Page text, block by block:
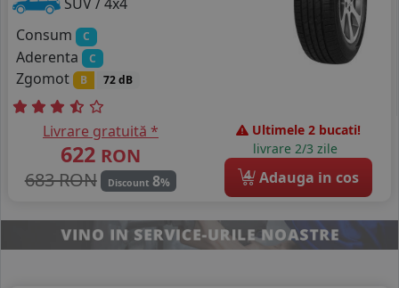
Consum
C
Aderenta C
Zgomot B 72 dB
Livrare gratuită *
622 RON
683 RON
Discount 8%
Ultimele 2 bucati!
livrare 2/3 zile
4 Adauga in cos